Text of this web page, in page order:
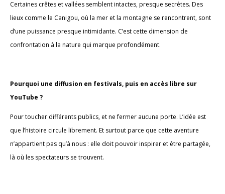
Certaines crêtes et vallées semblent intactes, presque secrètes. Des
lieux comme le Canigou, où la mer et la montagne se rencontrent, sont
d’une puissance presque intimidante. C’est cette dimension de
confrontation à la nature qui marque profondément.
Pourquoi une diffusion en festivals, puis en accès libre sur
YouTube ?
Pour toucher différents publics, et ne fermer aucune porte. L’idée est
que l’histoire circule librement. Et surtout parce que cette aventure
n’appartient pas qu’à nous : elle doit pouvoir inspirer et être partagée,
là où les spectateurs se trouvent.